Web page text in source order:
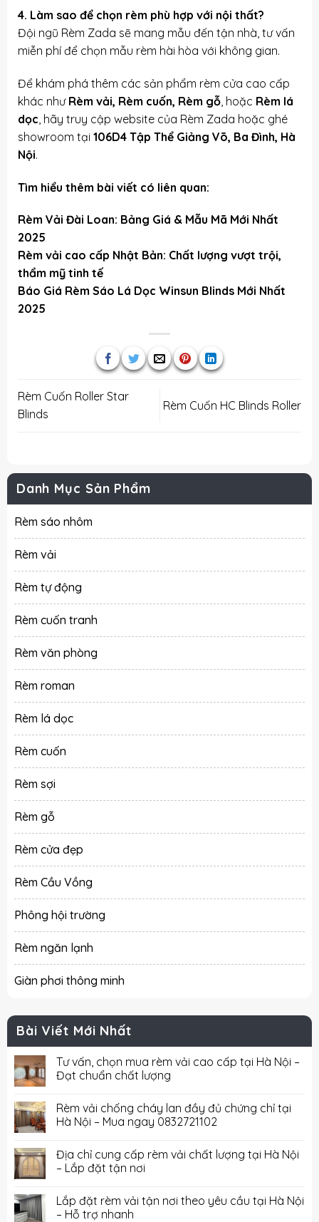
4. Làm sao để chọn rèm phù hợp với nội thất?
Đội ngũ Rèm Zada sẽ mang mẫu đến tận nhà, tư vấn
miễn phí để chọn mẫu rèm hài hòa với không gian.
Để khám phá thêm các sản phẩm rèm cửa cao cấp
khác như Rèm vải, Rèm cuốn, Rèm gỗ, hoặc Rèm lá
dọc , hãy truy cập website của Rèm Zada hoặc ghé
showroom tại 106D4 Tập Thể Giảng Võ, Ba Đình, Hà
Nội.
Tìm hiểu thêm bài viết có liên quan:
Rèm Vải Đài Loan: Bảng Giá & Mẫu Mã Mới Nhất
2025
Rèm vải cao cấp Nhật Bản: Chất lượng vượt trội,
thẩm mỹ tinh tế
Báo Giá Rèm Sáo Lá Dọc Winsun Blinds Mới Nhất
2025
Rèm Cuốn Roller Star
Blinds
Rèm Cuốn HC Blinds Roller
Danh Mục Sản Phẩm
Rèm sáo nhôm
Rèm vải
Rèm tự động
Rèm cuốn tranh
Rèm văn phòng
Rèm roman
Rèm lá dọc
Rèm cuốn
Rèm sợi
Rèm gỗ
Rèm cửa đẹp
Rèm Cầu Vồng
Phông hội trường
Rèm ngăn lạnh
Giàn phơi thông minh
Bài Viết Mới Nhất
Tư vấn, chọn mua rèm vải cao cấp tại Hà Nội –
Đạt chuẩn chất lượng
Rèm vải chống cháy lan đầy đủ chứng chỉ tại
Hà Nội – Mua ngay 0832721102
Địa chỉ cung cấp rèm vải chất lượng tại Hà Nội
– Lắp đặt tận nơi
Lắp đặt rèm vải tận nơi theo yêu cầu tại Hà Nội
– Hỗ trợ nhanh